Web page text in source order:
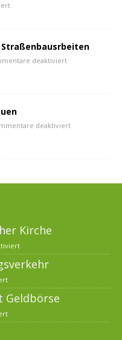
deaktiviert
deaktiviert
Kirche
Geldbörse